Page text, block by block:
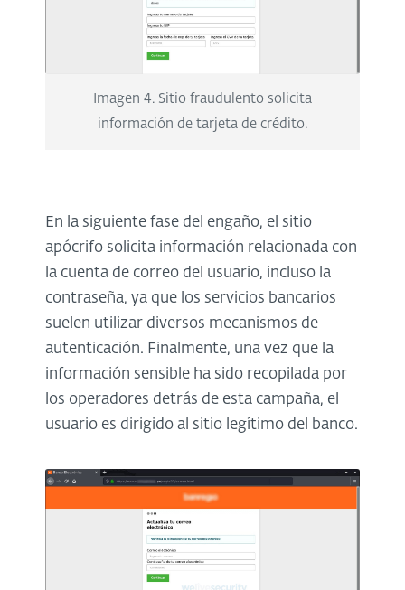
Imagen 4. Sitio fraudulento solicita
información de tarjeta de crédito.
En la siguiente fase del engaño, el sitio
apócrifo solicita información relacionada con
la cuenta de correo del usuario, incluso la
contraseña, ya que los servicios bancarios
suelen utilizar diversos mecanismos de
autenticación. Finalmente, una vez que la
información sensible ha sido recopilada por
los operadores detrás de esta campaña, el
usuario es dirigido al sitio legítimo del banco.